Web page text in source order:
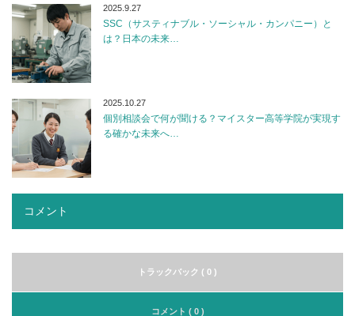
2025.9.27
SSC（サスティナブル・ソーシャル・カンパニー）と
は？日本の未来…
2025.10.27
個別相談会で何が聞ける？マイスター高等学院が実現す
る確かな未来へ…
コメント
トラックバック ( 0 )
コメント ( 0 )